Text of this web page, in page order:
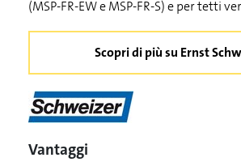
(MSP-FR-EW e MSP-FR-S) e per tetti
Scopri di più su Ernst
Vantaggi